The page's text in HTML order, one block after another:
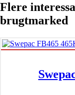
Flere
brugtmarked